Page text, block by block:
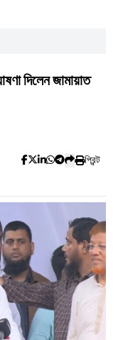
দিলেন জামায়াত
প্রিন্ট